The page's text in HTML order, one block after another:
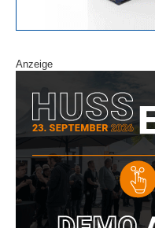
Anzeige